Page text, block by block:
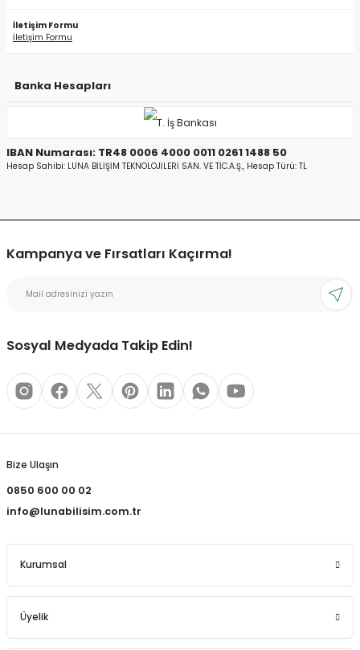
İletişim Formu
İletişim Formu
Banka Hesapları
IBAN Numarası: TR48 0006 4000 0011 0261 1488 50
Hesap Sahibi: LUNA BİLİŞİM TEKNOLOJİLERİ SAN. VE TİC.A.Ş., Hesap Türü: TL
Kampanya ve Fırsatları Kaçırma!
Sosyal Medyada Takip Edin!
Bize Ulaşın
0850 600 00 02
info@lunabilisim.com.tr
Kurumsal
Üyelik